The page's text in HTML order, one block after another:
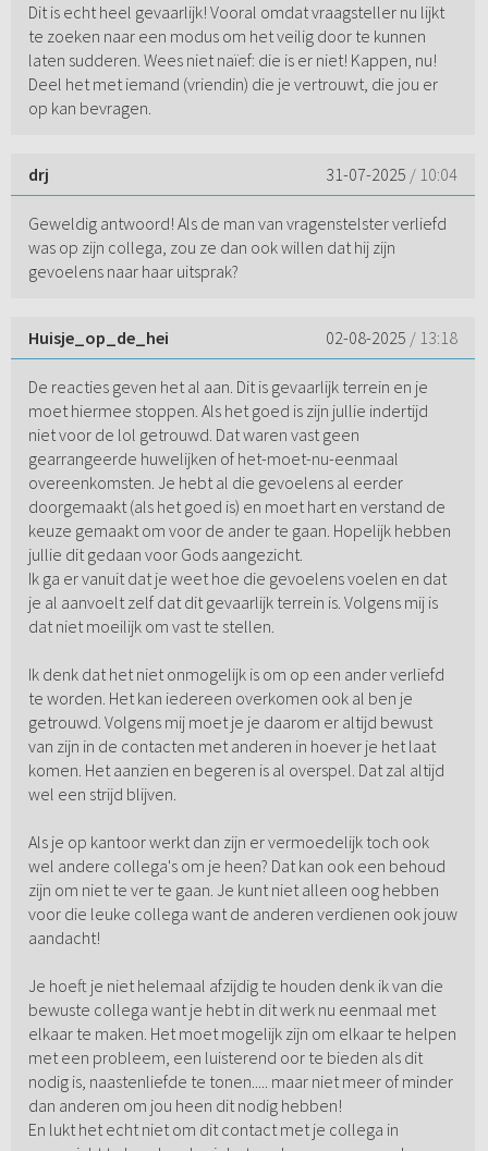
Dit is echt heel gevaarlijk! Vooral omdat vraagsteller nu lijkt
te zoeken naar een modus om het veilig door te kunnen
laten sudderen. Wees niet naïef: die is er niet! Kappen, nu!
Deel het met iemand (vriendin) die je vertrouwt, die jou er
op kan bevragen.
drj 31-07-2025 / 10:04
Geweldig antwoord! Als de man van vragenstelster verliefd
was op zijn collega, zou ze dan ook willen dat hij zijn
gevoelens naar haar uitsprak?
Huisje_op_de_hei 02-08-2025 / 13:18
De reacties geven het al aan. Dit is gevaarlijk terrein en je
moet hiermee stoppen. Als het goed is zijn jullie indertijd
niet voor de lol getrouwd. Dat waren vast geen
gearrangeerde huwelijken of het-moet-nu-eenmaal
overeenkomsten. Je hebt al die gevoelens al eerder
doorgemaakt (als het goed is) en moet hart en verstand de
keuze gemaakt om voor de ander te gaan. Hopelijk hebben
jullie dit gedaan voor Gods aangezicht.
Ik ga er vanuit dat je weet hoe die gevoelens voelen en dat
je al aanvoelt zelf dat dit gevaarlijk terrein is. Volgens mij is
dat niet moeilijk om vast te stellen.
Ik denk dat het niet onmogelijk is om op een ander verliefd
te worden. Het kan iedereen overkomen ook al ben je
getrouwd. Volgens mij moet je je daarom er altijd bewust
van zijn in de contacten met anderen in hoever je het laat
komen. Het aanzien en begeren is al overspel. Dat zal altijd
wel een strijd blijven.
Als je op kantoor werkt dan zijn er vermoedelijk toch ook
wel andere collega's om je heen? Dat kan ook een behoud
zijn om niet te ver te gaan. Je kunt niet alleen oog hebben
voor die leuke collega want de anderen verdienen ook jouw
aandacht!
Je hoeft je niet helemaal afzijdig te houden denk ik van die
bewuste collega want je hebt in dit werk nu eenmaal met
elkaar te maken. Het moet mogelijk zijn om elkaar te helpen
met een probleem, een luisterend oor te bieden als dit
nodig is, naastenliefde te tonen..... maar niet meer of minder
dan anderen om jou heen dit nodig hebben!
En lukt het echt niet om dit contact met je collega in